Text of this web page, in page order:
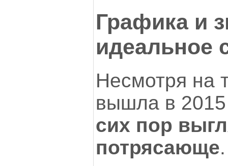
Графика и
идеальное
Несмотря на
вышла в 2015
сих пор
потрясающе.